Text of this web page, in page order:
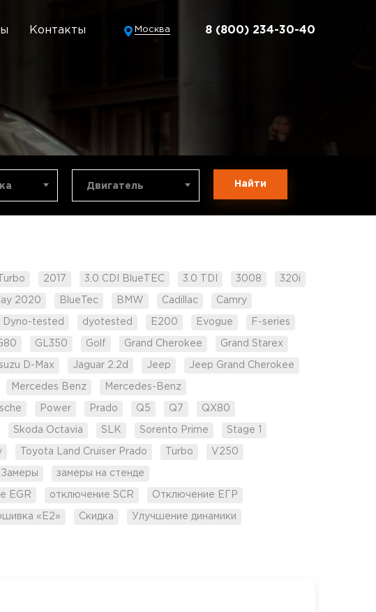
Контакты Москва 8 (800) 234-30-40
Двигатель Найти
2017 3.0 CDI BlueTEC 3.0 TDI 3008 320i
2020 BlueTec BMW Cadillac Camry
Dyno-tested dyotested E200 Evogue F-series
GL350 Golf Grand Cherokee Grand Starex
D-Max Jaguar 2.2d Jeep Jeep Grand Cherokee
Mercedes Benz Mercedes-Benz
Power Prado Q5 Q7 QX80
Skoda Octavia SLK Sorento Prime Stage 1
Toyota Land Cruiser Prado Turbo V250
Замеры замеры на стенде
EGR отключение SCR Отключение ЕГР
«Е2» Скидка Улучшение динамики